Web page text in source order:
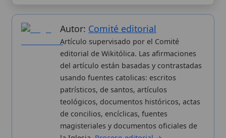
Sobre nosotros
Proceso editorial
Publicación seriada
Datos abiertos
Estadísticas
Aviso legal
Política de privacidad
Categorias
Más visitados
Nuevas entradas
Cambios recientes
Aplicaciones
Kit de Prensa
Widgets para tu web
✦ SÍGUENOS EN
Canal de WhatsApp
Únete · publicación regular
Perfil de Instagram
Síguenos · @wikitolica